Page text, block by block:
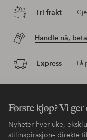
Fri frakt
Handle nå,
Express Få
Første kjøp? Vi ger
Nyheter hver uke,
stilinspirasjon– direkte